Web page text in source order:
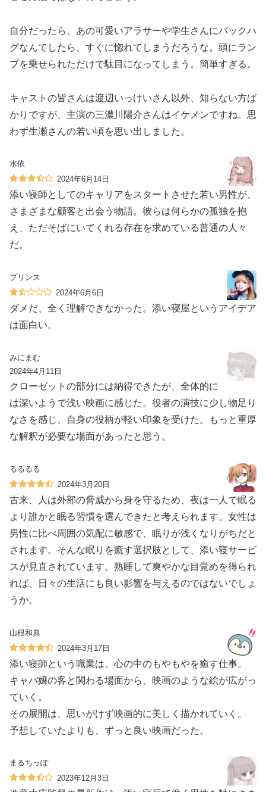
自分だったら、あの可愛いアラサーや学生さんにバックハ
グなんてしたら、すぐに惚れてしまうだろうな。頭にラン
プを乗せられただけで駄目になってしまう。簡単すぎる。
キャストの皆さんは渡辺いっけいさん以外、知らない方ば
かりですが、主演の三濃川陽介さんはイケメンですね。思
わず生瀬さんの若い頃を思い出しました。
水依
2024年6月14日
添い寝師としてのキャリアをスタートさせた若い男性が、
さまざまな顧客と出会う物語。彼らは何らかの孤独を抱
え、ただそばにいてくれる存在を求めている普通の人々
だ。
プリンス
2024年6月6日
ダメだ、全く理解できなかった。添い寝屋というアイデア
は面白い。
みにまむ
2024年4月11日
クローゼットの部分には納得できたが、全体的に
は深いようで浅い映画に感じた。役者の演技に少し物足り
なさを感じ、自身の役柄が軽い印象を受けた。もっと重厚
な解釈が必要な場面があったと思う。
るるるる
2024年3月20日
古来、人は外部の脅威から身を守るため、夜は一人で眠る
より誰かと眠る習慣を選んできたと考えられます。女性は
男性に比べ周囲の気配に敏感で、眠りが浅くなりがちだと
されます。そんな眠りを癒す選択肢として、添い寝サービ
スが見直されています。熟睡して爽やかな目覚めを得られ
れば、日々の生活にも良い影響を与えるのではないでしょ
うか。
山根和典
2024年3月17日
添い寝師という職業は、心の中のもやもやを癒す仕事。
キャバ嬢の客と関わる場面から、映画のような絵が広がっ
ていく。
その展開は、思いがけず映画的に美しく描かれていく。
予想していたよりも、ずっと良い映画だった。
まるちっぽ
2023年12月3日